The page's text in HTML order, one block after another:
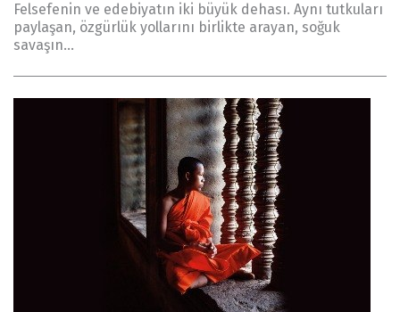
Felsefenin ve edebiyatın iki büyük dehası. Aynı tutkuları
paylaşan, özgürlük yollarını birlikte arayan, soğuk
savaşın...